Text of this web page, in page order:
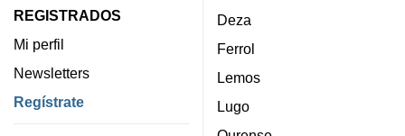
REGISTRADOS
Mi perfil
Newsletters
Regístrate
Deza
Ferrol
Lemos
Lugo